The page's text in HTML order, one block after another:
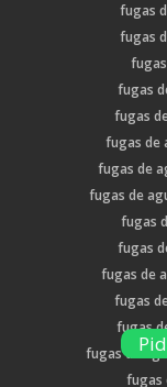
fugas
fugas
fugas
fugas
fugas de
fugas de
fugas de
fugas
fugas
fugas de
fugas
fugas
fugas de
fugas